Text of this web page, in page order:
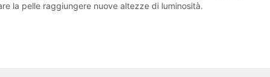
la pelle raggiungere nuove altezze di luminosità.